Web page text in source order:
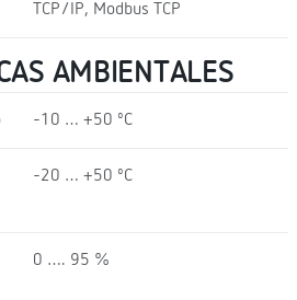
TCP/IP, Modbus TCP
AMBIENTALES
-10 … +50 ºC
-20 … +50 ºC
0 …. 95 %